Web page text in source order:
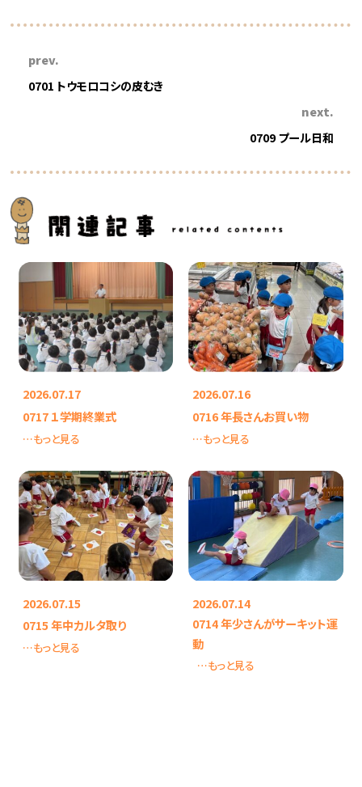
prev.
0701 トウモロコシの皮むき
next.
0709 プール日和
2026.07.17
0717 １学期終業式
…もっと見る
2026.07.16
0716 年長さんお買い物
…もっと見る
2026.07.15
0715 年中カルタ取り
…もっと見る
2026.07.14
0714 年少さんがサーキット運
動
…もっと見る